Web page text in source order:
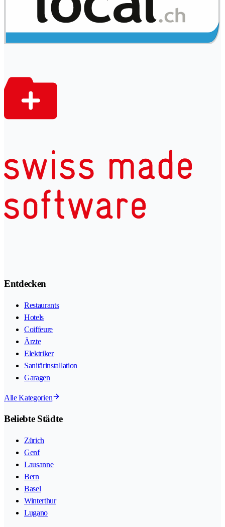
Entdecken
Restaurants
Hotels
Coiffeure
Ärzte
Elektriker
Sanitärinstallation
Garagen
Alle Kategorien
Beliebte Städte
Zürich
Genf
Lausanne
Bern
Basel
Winterthur
Lugano